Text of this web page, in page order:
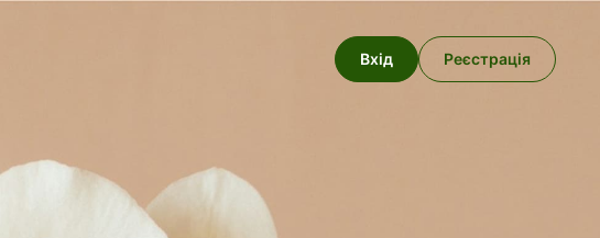
Вхід Реєстрація